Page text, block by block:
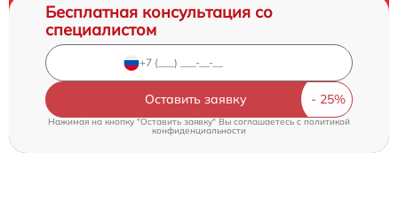
Бесплатная консультация со
специалистом
Оставить заявку
Нажимая на кнопку "Оставить заявку" Вы соглашаетесь cполитикой
конфиденциальности